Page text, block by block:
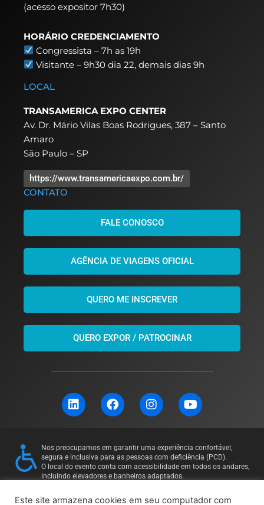
(acesso expositor 7h30)
HORÁRIO CREDENCIAMENTO
Congressista – 7h as 19h
Visitante – 9h30 dia 22,demais dias 9h
LOCAL
TRANSAMERICA EXPO CENTER
Av. Dr. Mário Vilas Boas Rodrigues, 387 – Santo
Amaro
São Paulo – SP
https://www.transamericaexpo.com.br/
CONTATO
FALE CONOSCO
AGÊNCIA DE VIAGENS OFICIAL
QUERO ME INSCREVER
QUERO EXPOR / PATROCINAR
L
i
e
d
i
n
F
a
b
o
o
k
I
n
a
g
r
a
Y
o
u
b
e
Nos preocupamos em garantir uma experiência confortável,
segura e inclusiva para as pessoas com deficiência (PCD).
O local do evento conta com acessibilidade em todos os andares,
incluindo elevadores e banheiros adaptados.
contato: 11 97169-5011
Este site armazena cookies em seu computador com